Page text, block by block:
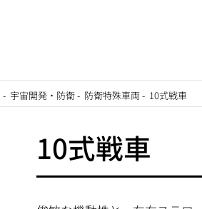
- 宇宙開発・防衛- 防衛特殊車両- 10式戦車
10式戦車